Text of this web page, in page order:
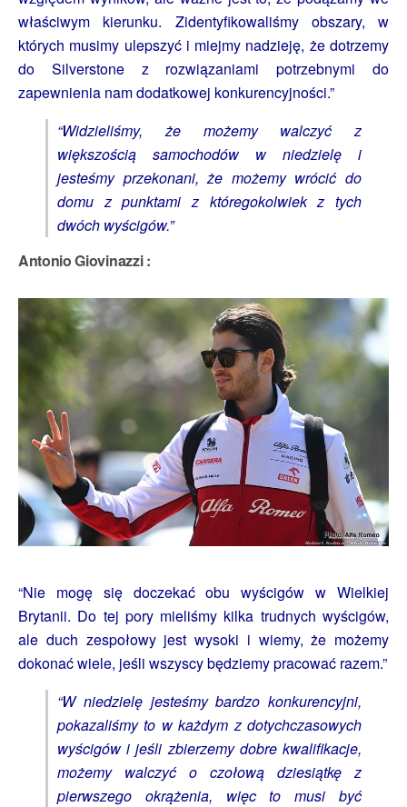
właściwym kierunku. Zidentyfikowaliśmy obszary, w
których musimy ulepszyć i miejmy nadzieję, że dotrzemy
do Silverstone z rozwiązaniami potrzebnymi do
zapewnienia nam dodatkowej konkurencyjności.”
“Widzieliśmy, że możemy walczyć z
większością samochodów w niedzielę i
jesteśmy przekonani, że możemy wrócić do
domu z punktami z któregokolwiek z tych
dwóch wyścigów.”
Antonio Giovinazzi :
“Nie mogę się doczekać obu wyścigów w Wielkiej
Brytanii. Do tej pory mieliśmy kilka trudnych wyścigów,
ale duch zespołowy jest wysoki i wiemy, że możemy
dokonać wiele, jeśli wszyscy będziemy pracować razem.”
“W niedzielę jesteśmy bardzo konkurencyjni,
pokazaliśmy to w każdym z dotychczasowych
wyścigów i jeśli zbierzemy dobre kwalifikacje,
możemy walczyć o czołową dziesiątkę z
pierwszego okrążenia, więc to musi być